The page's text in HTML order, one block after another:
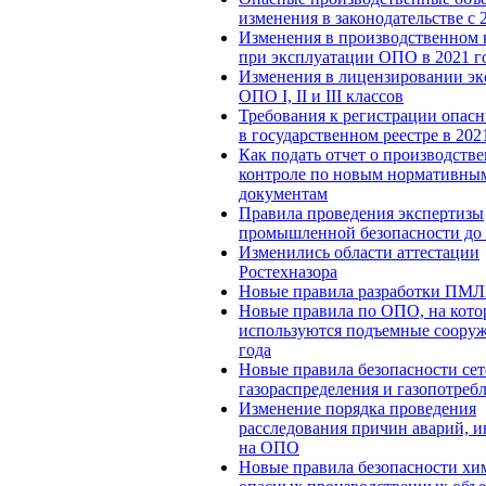
изменения в законодательстве с
Изменения в производственном
при эксплуатации ОПО в 2021
Изменения в лицензировании
ОПО I, II и III классов
Требования к регистрации
в государственном реестре в
Как подать отчет о
контроле по новым
документам
Правила проведения экспертизы
промышленной безопасности до
Изменились области аттестации
Ростехназора
Новые правила разработки
Новые правила по ОПО, на
используются подъемные
года
Новые правила безопасности
газораспределения и
Изменение порядка проведения
расследования причин аварий,
на ОПО
Новые правила безопасности